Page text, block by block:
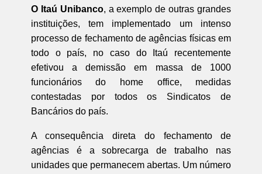
O Itaú Unibanco, a exemplo de outras grandes
instituições, tem implementado um intenso
processo de fechamento de agências físicas em
todo o país, no caso do Itaú recentemente
efetivou a demissão em massa de 1000
funcionários do home office, medidas
contestadas por todos os Sindicatos de
Bancários do país.
A consequência direta do fechamento de
agências é a sobrecarga de trabalho nas
unidades que permanecem abertas. Um número